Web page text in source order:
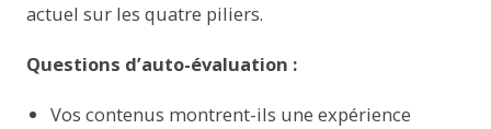
actuel sur les quatre piliers.
Questions d’auto-évaluation :
Vos contenus montrent-ils une expérience